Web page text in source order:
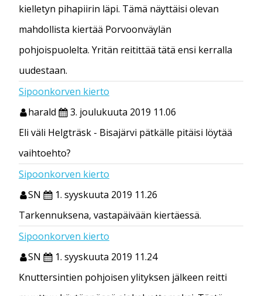
kielletyn pihapiirin läpi. Tämä näyttäisi olevan
mahdollista kiertää Porvoonväylän
pohjoispuolelta. Yritän reitittää tätä ensi kerralla
uudestaan.
Sipoonkorven kierto
harald
3. joulukuuta 2019 11.06
Eli väli Helgträsk - Bisajärvi pätkälle pitäisi löytää
vaihtoehto?
Sipoonkorven kierto
SN
1. syyskuuta 2019 11.26
Tarkennuksena, vastapäivään kiertäessä.
Sipoonkorven kierto
SN
1. syyskuuta 2019 11.24
Knuttersintien pohjoisen ylityksen jälkeen reitti